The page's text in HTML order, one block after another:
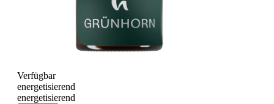
Verfügbar
energetisierend
energetisierend